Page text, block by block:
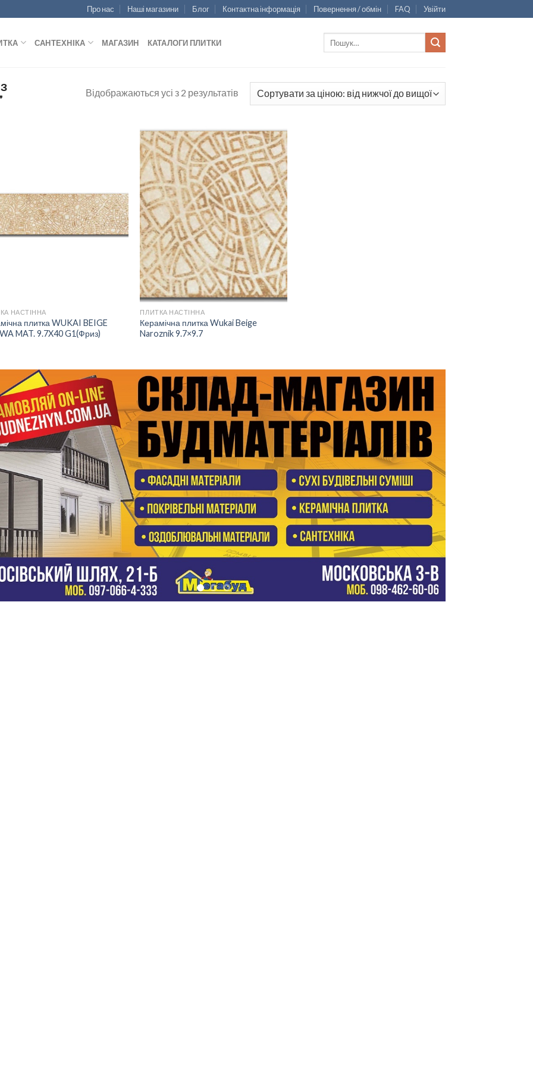
Про нас Наші магазини Блог Контактна інформація Повернення / обмін FAQ Увійти
САНТЕХНІКА МАГАЗИН КАТАЛОГИ ПЛИТКИ
Відображаються усі з 2 результатів
ДО
СПИСКУ
БАЖАНЬ
НАСТІННА
плитка WUKAI BEIGE
MAT. 9.7X40 G1(Фриз)
ДОДАТИ
ДО
СПИСКУ
БАЖАНЬ
ПЛИТКА НАСТІННА
Керамічна плитка Wukai Beige
Naroznik 9.7×9.7